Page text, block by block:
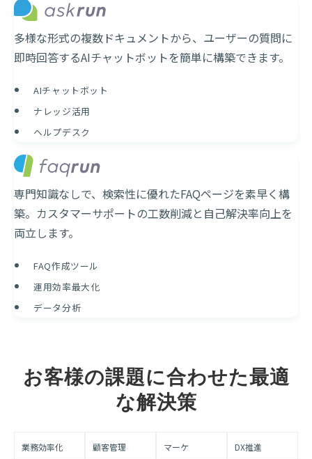
多様な形式の複数ドキュメントから、ユーザーの質問に
即時回答するAIチャットボットを簡単に構築できます。
AIチャットボット
ナレッジ活用
ヘルプデスク
専門知識なしで、検索性に優れたFAQページを素早く構
築。カスタマーサポートの工数削減と自己解決率向上を
両立します。
FAQ作成ツール
運用効率最大化
データ分析
お客様の課題に合わせた最適
な解決策
業務効率化 顧客管理 マーケ DX推進